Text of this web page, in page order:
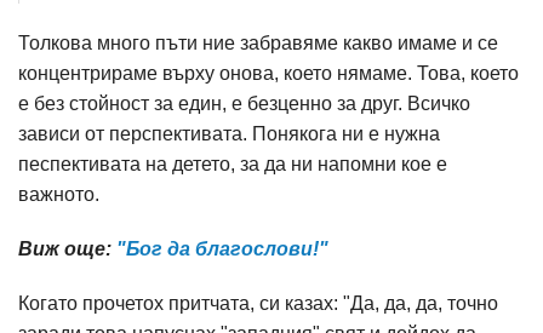
Толкова много пъти ние забравяме какво имаме и се
концентрираме върху онова, което нямаме. Това, което
е без стойност за един, е безценно за друг. Всичко
зависи от перспективата. Понякога ни е нужна
песпективата на детето, за да ни напомни кое е
важното.
Виж още: "Бог да благослови!"
Когато прочетох притчата, си казах: "Да, да, да, точно